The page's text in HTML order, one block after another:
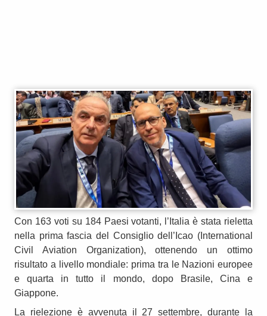
Con 163 voti su 184 Paesi votanti, l’Italia è stata rieletta
nella prima fascia del Consiglio dell’Icao (International
Civil Aviation Organization), ottenendo un ottimo
risultato a livello mondiale: prima tra le Nazioni europee
e quarta in tutto il mondo, dopo Brasile, Cina e
Giappone.
La rielezione è avvenuta il 27 settembre, durante la